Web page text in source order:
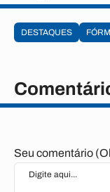
DESTAQUES
Seu comentário